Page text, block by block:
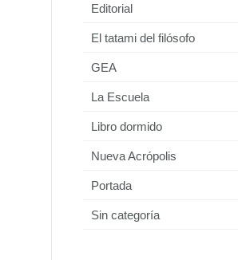
Editorial
El tatami del filósofo
GEA
La Escuela
Libro dormido
Nueva Acrópolis
Portada
Sin categoría